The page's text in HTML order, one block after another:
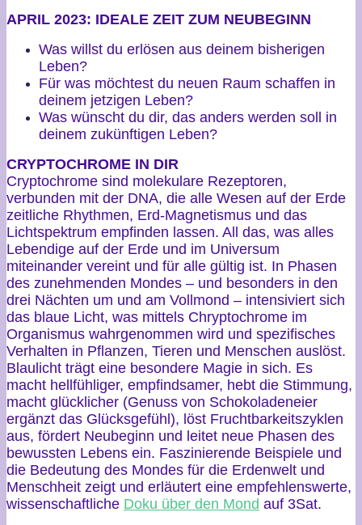
APRIL 2023: IDEALE ZEIT ZUM NEUBEGINN
Was willst du erlösen aus deinem bisherigen
Leben?
Für was möchtest du neuen Raum schaffen in
deinem jetzigen Leben?
Was wünscht du dir, das anders werden soll in
deinem zukünftigen Leben?
CRYPTOCHROME IN DIR
Cryptochrome sind molekulare Rezeptoren,
verbunden mit der DNA, die alle Wesen auf der Erde
zeitliche Rhythmen, Erd-Magnetismus und das
Lichtspektrum empfinden lassen. All das, was alles
Lebendige auf der Erde und im Universum
miteinander vereint und für alle gültig ist. In Phasen
des zunehmenden Mondes – und besonders in den
drei Nächten um und am Vollmond – intensiviert sich
das blaue Licht, was mittels Chryptochrome im
Organismus wahrgenommen wird und spezifisches
Verhalten in Pflanzen, Tieren und Menschen auslöst.
Blaulicht trägt eine besondere Magie in sich. Es
macht hellfühliger, empfindsamer, hebt die Stimmung,
macht glücklicher (Genuss von Schokoladeneier
ergänzt das Glücksgefühl), löst Fruchtbarkeitszyklen
aus, fördert Neubeginn und leitet neue Phasen des
bewussten Lebens ein. Faszinierende Beispiele und
die Bedeutung des Mondes für die Erdenwelt und
Menschheit zeigt und erläutert eine empfehlenswerte,
wissenschaftliche Doku über den Mond auf 3Sat.